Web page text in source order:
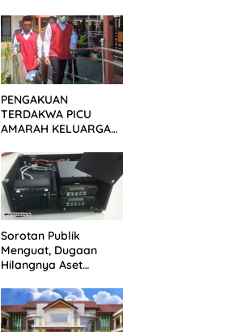
Penegak Hukum
Bergerak
PENGAKUAN
TERDAKWA PICU
AMARAH KELUARGA
PECAH SETELAH
SIDANG TUNTUTAN
DITUNDA
Sorotan Publik
Menguat, Dugaan
Hilangnya Aset
Langsa Belum
Terjawab